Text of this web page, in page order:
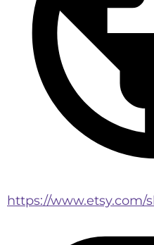
https://www.etsy.com/